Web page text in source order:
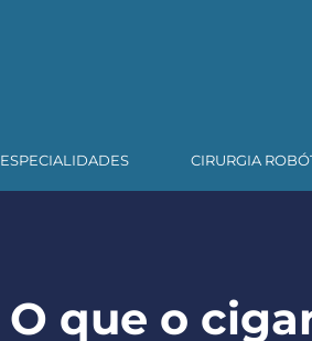
ESPECIALIDADES CIRURGIA
O que o